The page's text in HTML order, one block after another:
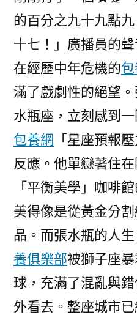
的百分之九十九點
十七！」廣播員的
在經歷中年危機的
滿了戲劇性的絕望
水瓶座，立刻感到
包養網 「星座預報
反應。他單戀著住
「平衡美學」咖啡
美得像是從黃金分
品。而張水瓶的人
養俱樂部被獅子座
球，充滿了混亂與
外看去。整座城市